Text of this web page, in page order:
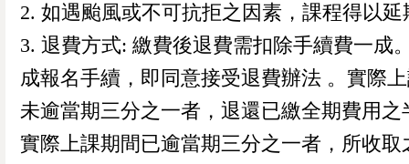
2. 如遇颱風或不可抗拒之因素，課程得以延
3. 退費方式: 繳費後退費需扣除手續費一成
成報名手續，即同意接受退費辦法 。實際
未逾當期三分之一者，退還已繳全期費用之
實際上課期間已逾當期三分之一者，所收取